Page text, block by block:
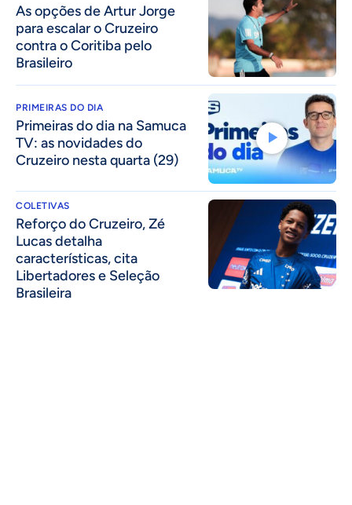
As opções de Artur Jorge
para escalar o Cruzeiro
contra o Coritiba pelo
Brasileiro
PRIMEIRAS DO DIA
Primeiras do dia na Samuca
TV: as novidades do
Cruzeiro nesta quarta (29)
COLETIVAS
⁠Reforço do Cruzeiro, Zé
Lucas detalha
características, cita
Libertadores e Seleção
Brasileira